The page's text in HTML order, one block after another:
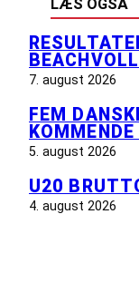
LÆS OGSÅ
7. august 2026
FEM
KOMMENDE
5. august 2026
U20
4. august 2026